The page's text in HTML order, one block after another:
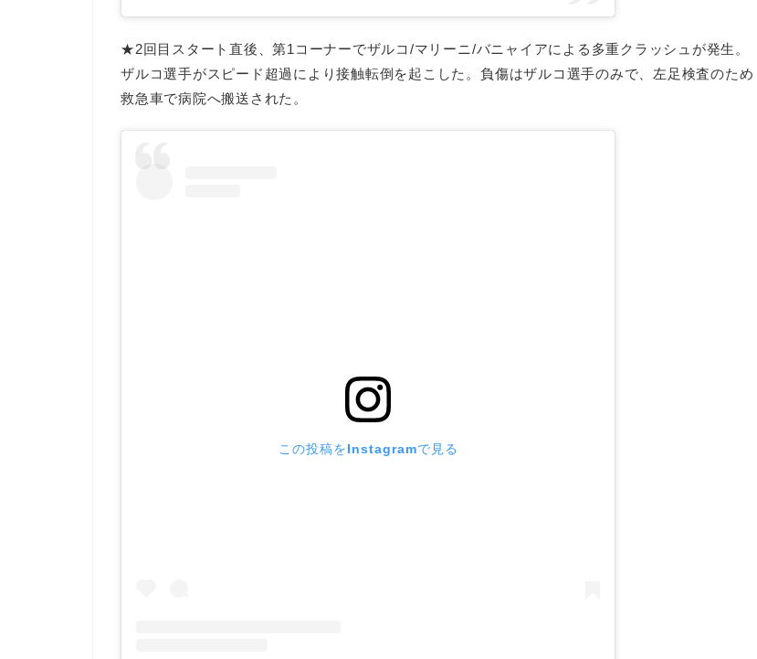
★2回目スタート直後、第1コーナーでザルコ/マリーニ/バニャイアによる多重クラッシュが発生。
ザルコ選手がスピード超過により接触転倒を起こした。負傷はザルコ選手のみで、左足検査のため
救急車で病院へ搬送された。
この投稿をInstagramで見る